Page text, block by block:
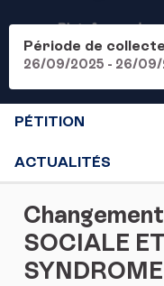
Période de
26/09/2025 - 26/
PÉTITION
ACTUALITÉS
SOCIALE